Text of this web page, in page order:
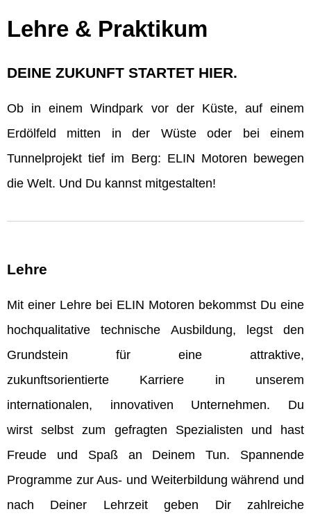
Lehre & Praktikum
DEINE ZUKUNFT STARTET HIER.
Ob in einem Windpark vor der Küste, auf einem
Erdölfeld mitten in der Wüste oder bei einem
Tunnelprojekt tief im Berg: ELIN Motoren bewegen
die Welt. Und Du kannst mitgestalten!
Lehre
Mit einer Lehre bei ELIN Motoren bekommst Du eine
hochqualitative technische Ausbildung, legst den
Grundstein für eine attraktive,
zukunftsorientierte Karriere in unserem
internationalen, innovativen Unternehmen. Du
wirst selbst zum gefragten Spezialisten und hast
Freude und Spaß an Deinem Tun. Spannende
Programme zur Aus- und Weiterbildung während und
nach Deiner Lehrzeit geben Dir zahlreiche